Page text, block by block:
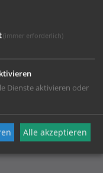
Impressum
(immer erforderlich)
Dienste aktivieren oder
Alle akzeptieren